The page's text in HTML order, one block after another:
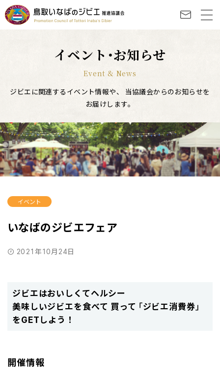
イベント･お知らせ
Event & News
ジビエに関連するイベント情報や、
当協議会からのお知らせを
お届けします。
イベント
いなばのジビエフェア
2021年10月24日
ジビエはおいしくてヘルシー
美味しいジビエを食べて 買って「ジビエ消費券」
をGETしよう！
開催情報